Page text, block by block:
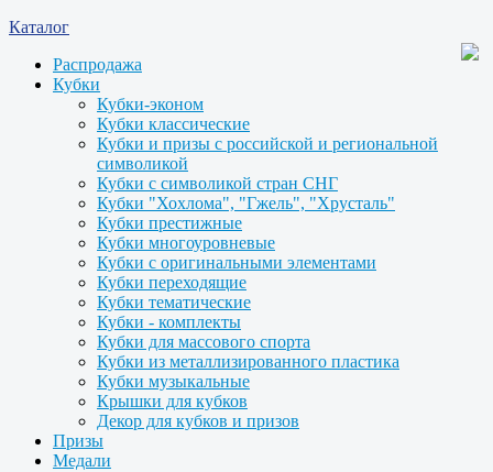
Каталог
Распродажа
Кубки
Кубки-эконом
Кубки классические
Кубки и призы с российской и региональной
символикой
Кубки с символикой стран СНГ
Кубки "Хохлома", "Гжель", "Хрусталь"
Кубки престижные
Кубки многоуровневые
Кубки с оригинальными элементами
Кубки переходящие
Кубки тематические
Кубки - комплекты
Кубки для массового спорта
Кубки из металлизированного пластика
Кубки музыкальные
Крышки для кубков
Декор для кубков и призов
Призы
Медали